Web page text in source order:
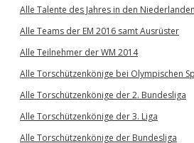
Alle Talente des Jahres in den Niederlanden
Alle Teams der EM 2016 samt Ausrüster
Alle Teilnehmer der WM 2014
Alle Torschützenkönige bei Olympischen
Alle Torschützenkönige der 2. Bundesliga
Alle Torschützenkönige der 3. Liga
Alle Torschützenkönige der Bundesliga